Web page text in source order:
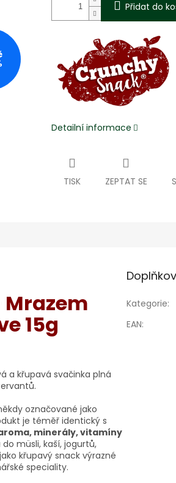
Přidat do
Detailní informace
TISK ZEPTAT SE
15g
a křupavá svačinka plná
označované jako
je téměř identický s
minerály, vitamíny
müsli, kaší, jogurtů,
křupavý snack výrazné
speciality.
Kategorie:
EAN: